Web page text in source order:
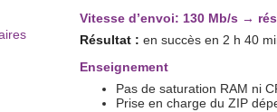
Vitesse d’envoi: 130 Mb/s →
Résultat : en succès en 2 h 40
Enseignement
Pas de saturation RAM ni
Prise en charge du ZIP